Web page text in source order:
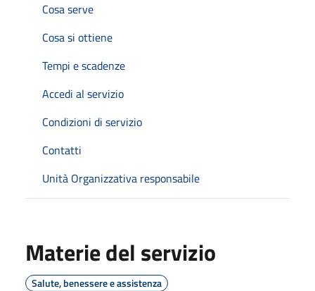
Cosa serve
Cosa si ottiene
Tempi e scadenze
Accedi al servizio
Condizioni di servizio
Contatti
Unità Organizzativa responsabile
Materie del servizio
Salute, benessere e assistenza